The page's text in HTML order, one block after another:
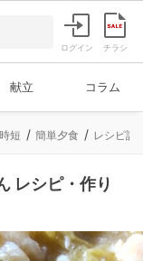
ログイン チラシ
献立 コラム
短 簡単夕食 レシピ詳
レシピ・作り